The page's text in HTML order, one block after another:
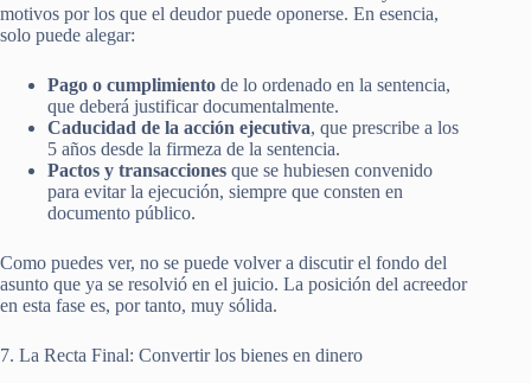
motivos por los que el deudor puede oponerse. En esencia,
solo puede alegar:
Pago o cumplimiento de lo ordenado en la sentencia,
que deberá justificar documentalmente.
Caducidad de la acción ejecutiva, que prescribe a los
5 años desde la firmeza de la sentencia.
Pactos y transacciones que se hubiesen convenido
para evitar la ejecución, siempre que consten en
documento público.
Como puedes ver, no se puede volver a discutir el fondo del
asunto que ya se resolvió en el juicio. La posición del acreedor
en esta fase es, por tanto, muy sólida.
7. La Recta Final: Convertir los bienes en dinero